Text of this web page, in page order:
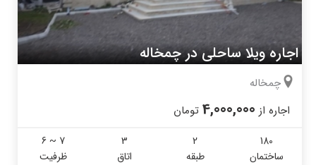
اجاره ویلا ساحلی در چمخاله
چمخاله
اجاره از 4,000,000 تومان
180
ساختمان
2
طبقه
3
اتاق
6 ~ 7
ظرفیت